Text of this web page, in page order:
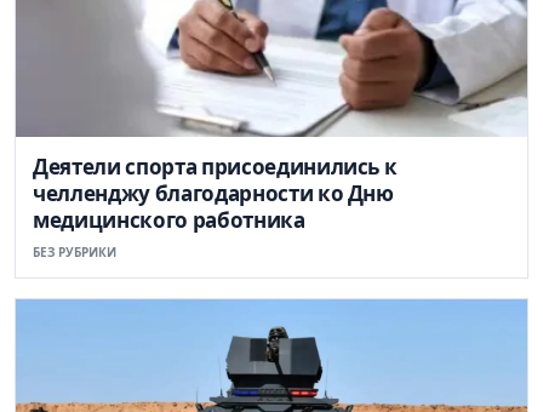
Деятели спорта присоединились к
челленджу благодарности ко Дню
медицинского работника
БЕЗ РУБРИКИ